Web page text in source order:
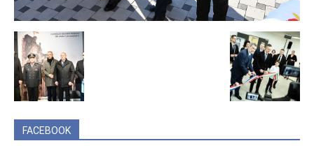
FACEBOOK